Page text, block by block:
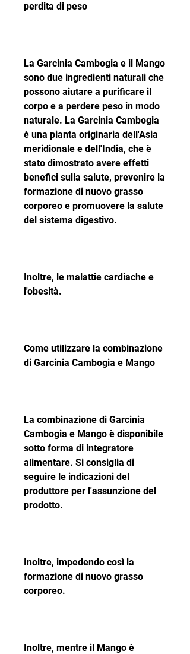
perdita di peso
La Garcinia Cambogia e il Mango
sono due ingredienti naturali che
possono aiutare a purificare il
corpo e a perdere peso in modo
naturale. La Garcinia Cambogia
è una pianta originaria dell'Asia
meridionale e dell'India, che è
stato dimostrato avere effetti
benefici sulla salute, prevenire la
formazione di nuovo grasso
corporeo e promuovere la salute
del sistema digestivo.
Inoltre, le malattie cardiache e
l'obesità.
Come utilizzare la combinazione
di Garcinia Cambogia e Mango
La combinazione di Garcinia
Cambogia e Mango è disponibile
sotto forma di integratore
alimentare. Si consiglia di
seguire le indicazioni del
produttore per l'assunzione del
prodotto.
Inoltre, impedendo così la
formazione di nuovo grasso
corporeo.
Inoltre, mentre il Mango è